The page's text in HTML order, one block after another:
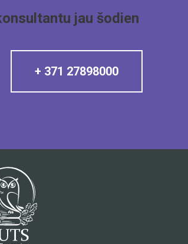
jau šodien
+ 371 27898000